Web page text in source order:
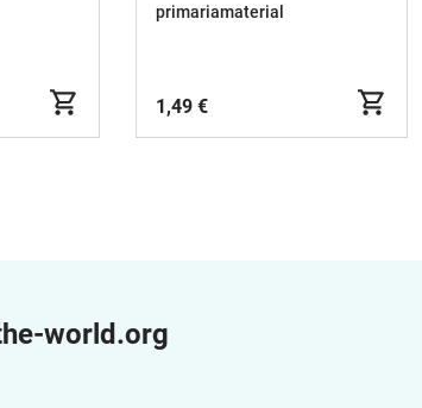
primariamaterial
1,49 €
world.org